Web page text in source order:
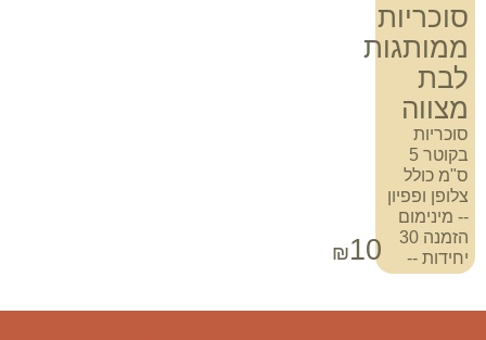
סוכריות
ממותגות
לבת
מצווה
סוכריות
בקוטר 5
ס"מ כולל
צלופן ופפיון
-- מינימום
הזמנה 30
יחידות --
₪10